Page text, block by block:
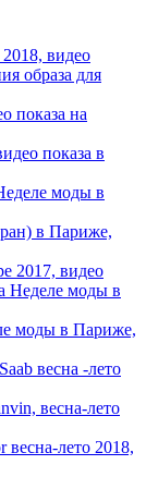
видео
образа для
показа на
показа в
моды в
в Париже,
2017, видео
Неделе моды в
моды в Париже,
весна -лето
весна-лето
лето 2018,